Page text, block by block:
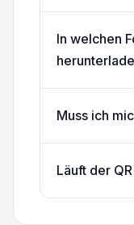
In welchen
Muss ich
Läuft der